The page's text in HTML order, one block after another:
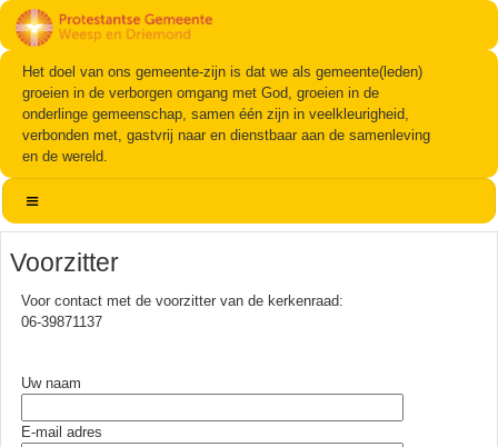
Het doel van ons gemeente-zijn is dat we als gemeente(leden)
groeien in de verborgen omgang met God, groeien in de
onderlinge gemeenschap, samen één zijn in veelkleurigheid,
verbonden met, gastvrij naar en dienstbaar aan de samenleving
en de wereld.
Voorzitter
Voor contact met de voorzitter van de kerkenraad:
06-39871137
Uw naam
E-mail adres